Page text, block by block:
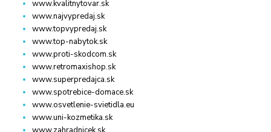
www.kvalitnytovar.sk
www.najvypredaj.sk
www.topvypredaj.sk
www.top-nabytok.sk
www.proti-skodcom.sk
www.retromaxishop.sk
www.superpredajca.sk
www.spotrebice-domace.sk
www.osvetlenie-svietidla.eu
www.uni-kozmetika.sk